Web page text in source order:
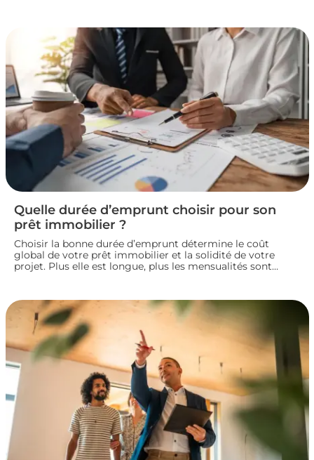
et droit de rétractation, analysons le fonctionnement réel
de cette étape clé d’une transaction immobilière.
Quelle durée d’emprunt choisir pour son
prêt immobilier ?
Choisir la bonne durée d’emprunt détermine le coût
global de votre prêt immobilier et la solidité de votre
projet. Plus elle est longue, plus les mensualités sont
confortables. Voici comment trouver la durée idéale pour
votre situation financière.